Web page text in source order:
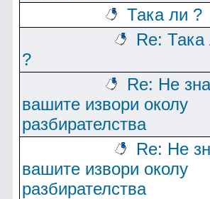
Така ли ?
Re: Така
?
Re: Не
вашите извори околу
разбирателства
Re: Не
вашите извори околу
разбирателства